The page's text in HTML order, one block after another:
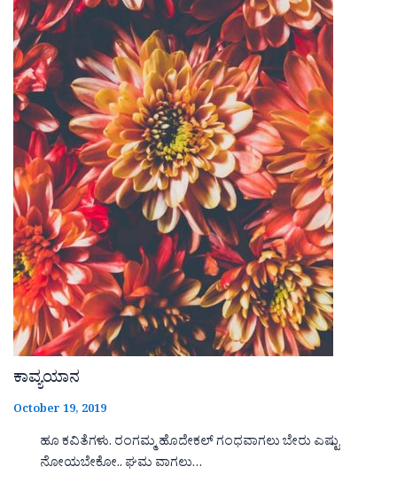
ಕಾವ್ಯಯಾನ
October 19, 2019
ಹೂ ಕವಿತೆಗಳು. ರಂಗಮ್ಮ ಹೊದೇಕಲ್ ಗಂಧವಾಗಲು ಬೇರು ಎಷ್ಟು
ನೋಯಬೇಕೋ.. ಘಮ ವಾಗಲು…